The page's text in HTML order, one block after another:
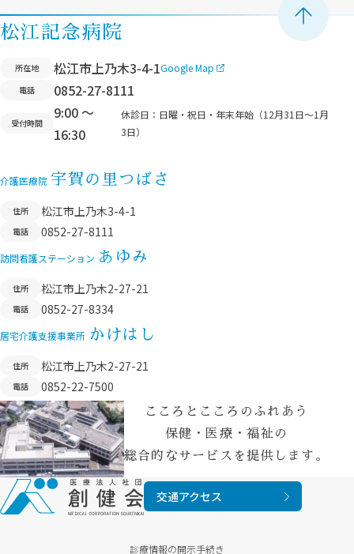
ペ
ッ
松江記念病院
所在地 松江市上乃木3-4-1Google Map
電話 0852-27-8111
受付時間
9:00 ～
16:30
休診日： 日曜・祝日・年末年始（12月31日〜1月
3日）
介護医療院 宇賀の里つばさ
住所 松江市上乃木3-4-1
電話 0852-27-8111
訪問看護ステーション あゆみ
住所 松江市上乃木2-27-21
電話 0852-27-8334
居宅介護支援事業所 かけはし
住所 松江市上乃木2-27-21
電話 0852-22-7500
こころとこころのふれあう
保健・医療・福祉の
総合的なサービスを提供します。
交通アクセス
診療情報の開示手続き